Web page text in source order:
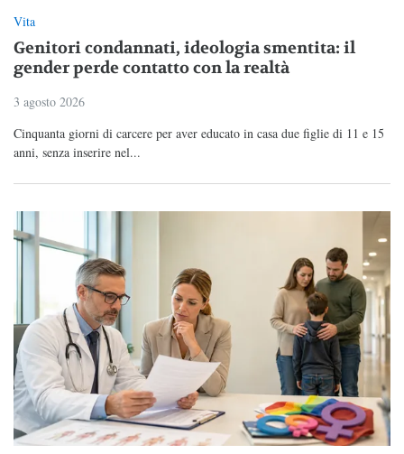
Vita
Genitori condannati, ideologia smentita: il
gender perde contatto con la realtà
3 agosto 2026
Cinquanta giorni di carcere per aver educato in casa due figlie di 11 e 15
anni, senza inserire nel...